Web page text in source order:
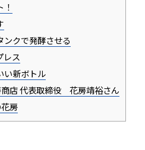
クで発酵させる
レス
い新ボトル
店 代表取締役 花房靖裕さん
房